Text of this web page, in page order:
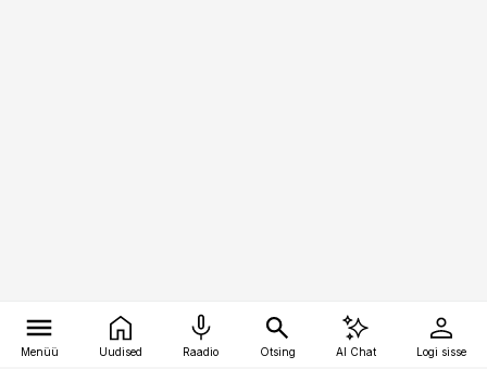
Menüü Uudised Raadio Otsing AI Chat Logi sisse